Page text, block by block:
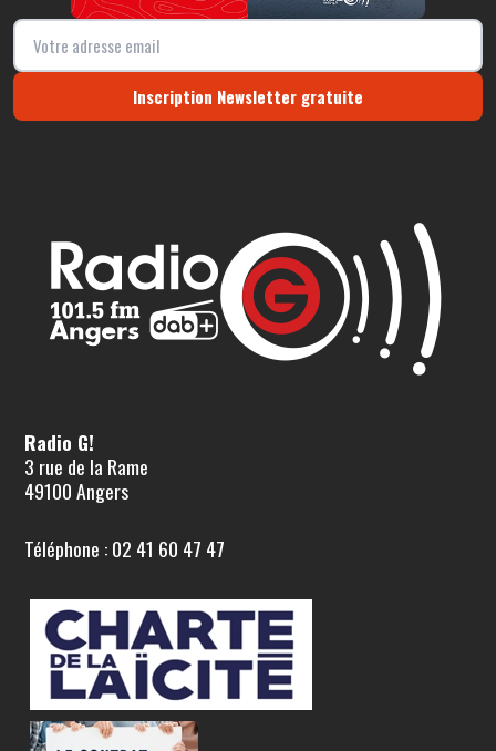
Inscription Newsletter gratuite
Radio G!
3 rue de la Rame
49100 Angers
Téléphone : 02 41 60 47 47